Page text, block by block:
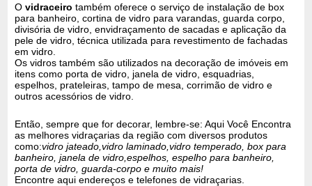
Ovidraceiro também oferece o serviço de instalação de box
para banheiro, cortina de vidro para varandas, guarda corpo,
divisória de vidro, envidraçamento de sacadas e aplicação da
pele de vidro, técnica utilizada para revestimento de fachadas
em vidro.
Os vidros também são utilizados na decoração de imóveis em
itens como porta de vidro, janela de vidro, esquadrias,
espelhos, prateleiras, tampo de mesa, corrimão de vidro e
outros acessórios de vidro.
Então, sempre que for decorar, lembre-se: Aqui Você Encontra
as melhores vidraçarias da região com diversos produtos
como:vidro jateado,vidro laminado,vidro temperado, box para
banheiro, janela de vidro,espelhos, espelho para banheiro,
porta de vidro, guarda-corpo e muito mais!
Encontre aqui endereços e telefones de vidraçarias.